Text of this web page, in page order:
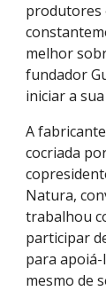
produtores
melhor
fundador
iniciar a
A
cocriada
Natura,
trabalhou
participar
para
mesmo de